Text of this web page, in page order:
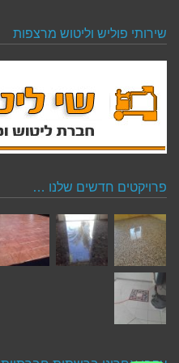
שירותי פוליש וליטוש מרצפות
פרויקטים חדשים שלנו …